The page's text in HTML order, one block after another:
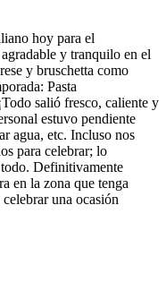
hoy para el
y tranquilo en el
y bruschetta como
Pasta
salió fresco, caliente y
estuvo pendiente
agua, etc. Incluso nos
para celebrar; lo
Definitivamente
en la zona que tenga
una ocasión